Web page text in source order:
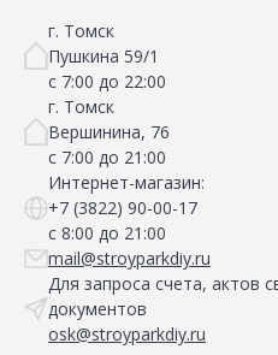
г. Томск
Пушкина 59/1
с 7:00 до 22:00
г. Томск
Вершинина, 76
с 7:00 до 21:00
Интернет-магазин:
+7 (3822) 90-00-17
с 8:00 до 21:00
mail@stroyparkdiy.ru
Для запроса счета, актов
документов
osk@stroyparkdiy.ru